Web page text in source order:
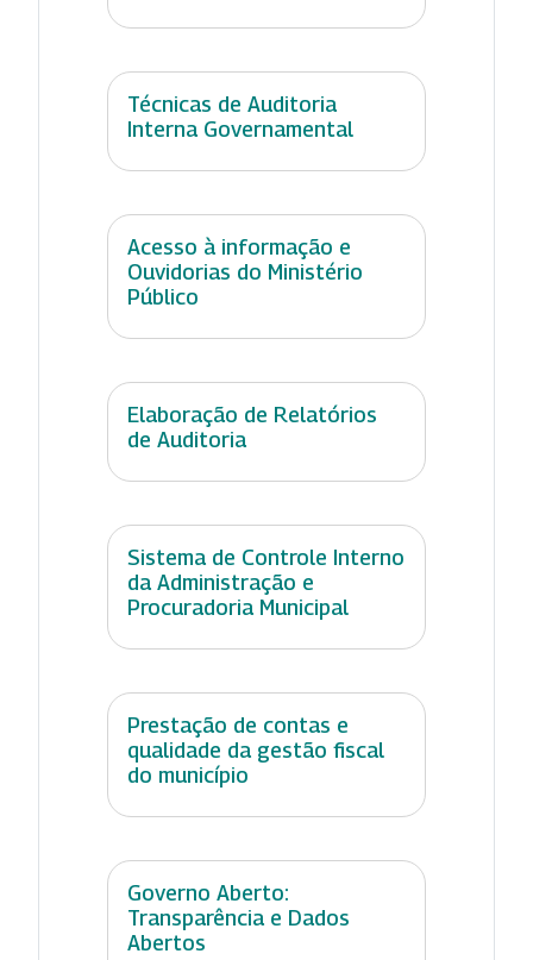
Técnicas de Auditoria
Interna Governamental
Acesso à informação e
Ouvidorias do Ministério
Público
Elaboração de Relatórios
de Auditoria
Sistema de Controle Interno
da Administração e
Procuradoria Municipal
Prestação de contas e
qualidade da gestão fiscal
do município
Governo Aberto:
Transparência e Dados
Abertos